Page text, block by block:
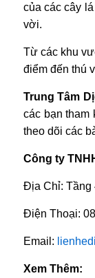
của các cây
vời.
Từ các khu
điểm đến thú
Trung Tâm
các bạn tham
theo dõi các
Công ty
Địa Chỉ: Tầng
Điện Thoại:
Email:
Xem Thêm: